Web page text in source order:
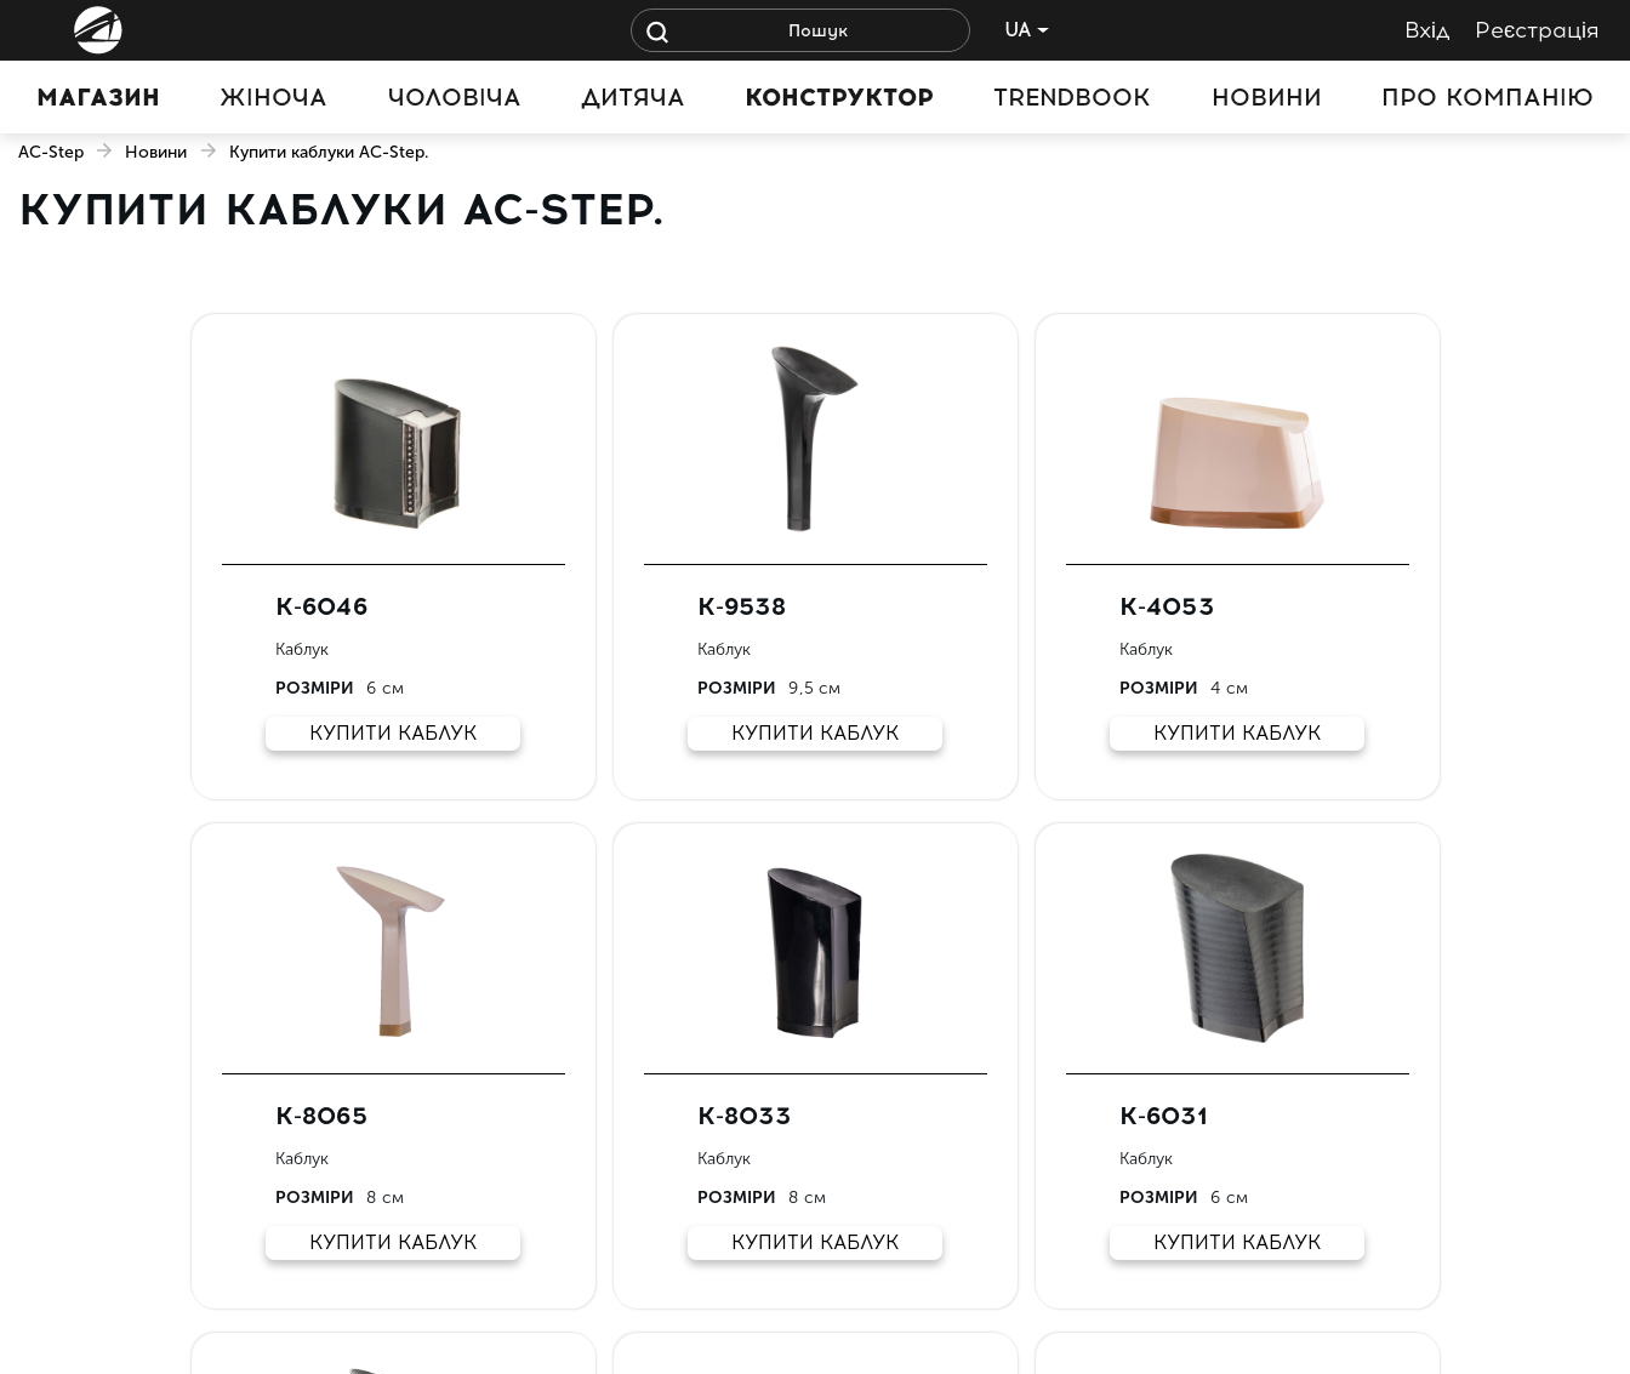
UA Вхід Реєстрація
МАГАЗИН ЖІНОЧА ЧОЛОВІЧА ДИТЯЧА КОНСТРУКТОР TRENDBOOK НОВИНИ ПРО КОМПАНІЮ
AC-Step Новини Купити каблуки AC-Step.
КУПИТИ КАБЛУКИ AC-STEP.
К-6046
Каблук
РОЗМІРИ
6 см
КУПИТИ КАБЛУК
К-9538
Каблук
РОЗМІРИ
9,5 см
КУПИТИ КАБЛУК
К-4053
Каблук
РОЗМІРИ
4 см
КУПИТИ КАБЛУК
К-8065
Каблук
РОЗМІРИ
8 см
КУПИТИ КАБЛУК
К-8033
Каблук
РОЗМІРИ
8 см
КУПИТИ КАБЛУК
К-6031
Каблук
РОЗМІРИ
6 см
КУПИТИ КАБЛУК